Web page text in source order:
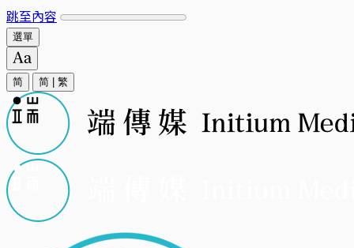
跳至內容
選單
简 简 繁